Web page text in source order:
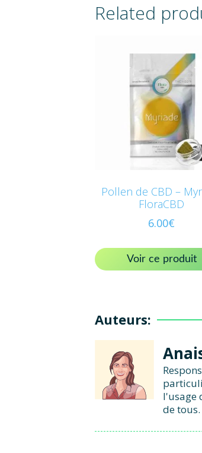
Related
Pollen de CBD –
FloraCBD
6.00€
Voir ce produit
Auteurs:
l'usage
de tous.